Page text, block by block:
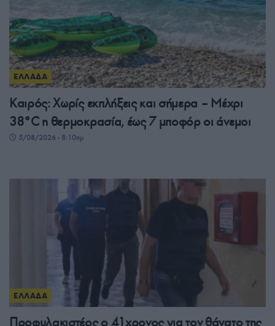
ΕΛΛΑΔΑ
Καιρός: Χωρίς εκπλήξεις και σήμερα – Μέχρι
38°C η θερμοκρασία, έως 7 μποφόρ οι άνεμοι
5/08/2026 - 8:10πμ
ΕΛΛΑΔΑ
Προφυλακιστέος ο 41χρονος για τον θάνατο της